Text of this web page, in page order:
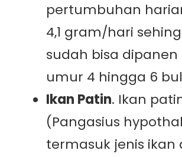
pertumbuhan
4,1 gram/hari
sudah bisa dipanen
umur 4 hingga 6
Ikan Patin. Ikan
(Pangasius
termasuk jenis ikan